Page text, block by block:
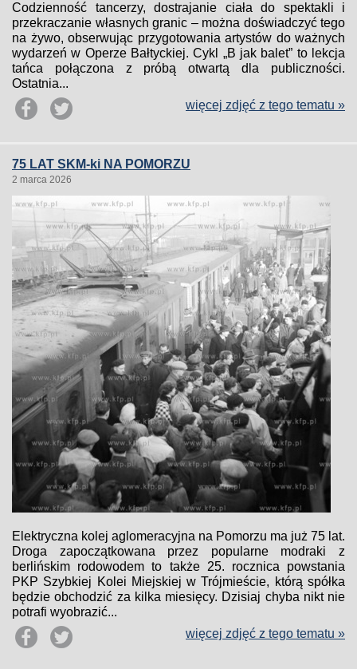
Codzienność tancerzy, dostrajanie ciała do spektakli i
przekraczanie własnych granic – można doświadczyć tego
na żywo, obserwując przygotowania artystów do ważnych
wydarzeń w Operze Bałtyckiej. Cykl „B jak balet” to lekcja
tańca połączona z próbą otwartą dla publiczności.
Ostatnia...
więcej zdjęć z tego tematu »
75 LAT SKM-ki NA POMORZU
2 marca 2026
Elektryczna kolej aglomeracyjna na Pomorzu ma już 75 lat.
Droga zapoczątkowana przez popularne modraki z
berlińskim rodowodem to także 25. rocznica powstania
PKP Szybkiej Kolei Miejskiej w Trójmieście, którą spółka
będzie obchodzić za kilka miesięcy. Dzisiaj chyba nikt nie
potrafi wyobrazić...
więcej zdjęć z tego tematu »